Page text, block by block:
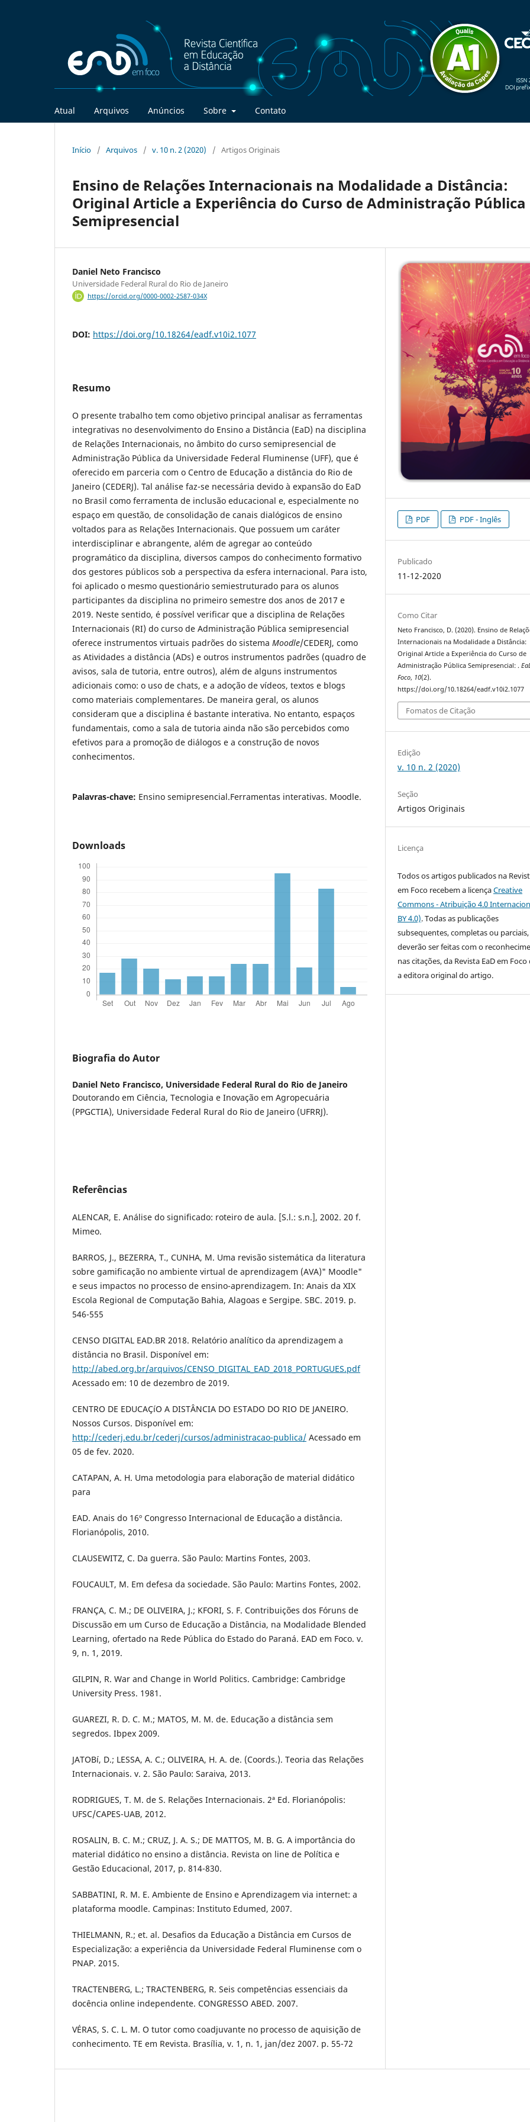
Atual Arquivos Anúncios Sobre Contato
Início / Arquivos / v. 10 n. 2 (2020) / Artigos Originais
Ensino de Relações Internacionais na Modalidade a Distância:
Original Article a Experiência do Curso de Administração Pública
Semipresencial
Daniel Neto Francisco
Universidade Federal Rural do Rio de Janeiro
https://orcid.org/0000-0002-2587-034X
DOI: https://doi.org/10.18264/eadf.v10i2.1077
Resumo
O presente trabalho tem como objetivo principal analisar as ferramentas
integrativas no desenvolvimento do Ensino a Distância (EaD) na disciplina
de Relações Internacionais, no âmbito do curso semipresencial de
Administração Pública da Universidade Federal Fluminense (UFF), que é
oferecido em parceria com o Centro de Educação a distância do Rio de
Janeiro (CEDERJ). Tal análise faz-se necessária devido à expansão do EaD
no Brasil como ferramenta de inclusão educacional e, especialmente no
espaço em questão, de consolidação de canais dialógicos de ensino
voltados para as Relações Internacionais. Que possuem um caráter
interdisciplinar e abrangente, além de agregar ao conteúdo
programático da disciplina, diversos campos do conhecimento formativo
dos gestores públicos sob a perspectiva da esfera internacional. Para isto,
foi aplicado o mesmo questionário semiestruturado para os alunos
participantes da disciplina no primeiro semestre dos anos de 2017 e
2019. Neste sentido, é possível verificar que a disciplina de Relações
Internacionais (RI) do curso de Administração Pública semipresencial
oferece instrumentos virtuais padrões do sistema Moodle/CEDERJ, como
as Atividades a distância (ADs) e outros instrumentos padrões (quadro de
avisos, sala de tutoria, entre outros), além de alguns instrumentos
adicionais como: o uso de chats, e a adoção de vídeos, textos e blogs
como materiais complementares. De maneira geral, os alunos
consideram que a disciplina é bastante interativa. No entanto, espaços
fundamentais, como a sala de tutoria ainda não são percebidos como
efetivos para a promoção de diálogos e a construção de novos
conhecimentos.
Palavras-chave: Ensino semipresencial.Ferramentas interativas. Moodle.
Downloads
Biografia do Autor
Daniel Neto Francisco, Universidade Federal Rural do Rio de Janeiro
Doutorando em Ciência, Tecnologia e Inovação em Agropecuária
(PPGCTIA), Universidade Federal Rural do Rio de Janeiro (UFRRJ).
Referências
ALENCAR, E. Análise do significado: roteiro de aula. [S.l.: s.n.], 2002. 20 f.
Mimeo.
BARROS, J., BEZERRA, T., CUNHA, M. Uma revisão sistemática da literatura
sobre gamificação no ambiente virtual de aprendizagem (AVA)" Moodle"
e seus impactos no processo de ensino-aprendizagem. In: Anais da XIX
Escola Regional de Computação Bahia, Alagoas e Sergipe. SBC. 2019. p.
546-555
CENSO DIGITAL EAD.BR 2018. Relatório analí­tico da aprendizagem a
distância no Brasil. Disponí­vel em:
http://abed.org.br/arquivos/CENSO_DIGITAL_EAD_2018_PORTUGUES.pdf
Acessado em: 10 de dezembro de 2019.
CENTRO DE EDUCAÇíO A DISTÂNCIA DO ESTADO DO RIO DE JANEIRO.
Nossos Cursos. Disponí­vel em:
http://cederj.edu.br/cederj/cursos/administracao-publica/ Acessado em
05 de fev. 2020.
CATAPAN, A. H. Uma metodologia para elaboração de material didático
para
EAD. Anais do 16º Congresso Internacional de Educação a distância.
Florianópolis, 2010.
CLAUSEWITZ, C. Da guerra. São Paulo: Martins Fontes, 2003.
FOUCAULT, M. Em defesa da sociedade. São Paulo: Martins Fontes, 2002.
FRANÇA, C. M.; DE OLIVEIRA, J.; KFORI, S. F. Contribuições dos Fóruns de
Discussão em um Curso de Educação a Distância, na Modalidade Blended
Learning, ofertado na Rede Pública do Estado do Paraná. EAD em Foco. v.
9, n. 1, 2019.
GILPIN, R. War and Change in World Politics. Cambridge: Cambridge
University Press. 1981.
GUAREZI, R. D. C. M.; MATOS, M. M. de. Educação a distância sem
segredos. Ibpex 2009.
JATOBí, D.; LESSA, A. C.; OLIVEIRA, H. A. de. (Coords.). Teoria das Relações
Internacionais. v. 2. São Paulo: Saraiva, 2013.
RODRIGUES, T. M. de S. Relações Internacionais. 2ª Ed. Florianópolis:
UFSC/CAPES-UAB, 2012.
ROSALIN, B. C. M.; CRUZ, J. A. S.; DE MATTOS, M. B. G. A importância do
material didático no ensino a distância. Revista on line de Polí­tica e
Gestão Educacional, 2017, p. 814-830.
SABBATINI, R. M. E. Ambiente de Ensino e Aprendizagem via internet: a
plataforma moodle. Campinas: Instituto Edumed, 2007.
THIELMANN, R.; et. al. Desafios da Educação a Distância em Cursos de
Especialização: a experiência da Universidade Federal Fluminense com o
PNAP. 2015.
TRACTENBERG, L.; TRACTENBERG, R. Seis competências essenciais da
docência online independente. CONGRESSO ABED. 2007.
VÉRAS, S. C. L. M. O tutor como coadjuvante no processo de aquisição de
conhecimento. TE em Revista. Brasí­lia, v. 1, n. 1, jan/dez 2007. p. 55-72
PDF PDF - Inglês
Publicado
11-12-2020
Como Citar
Neto Francisco, D. (2020). Ensino de
Internacionais na Modalidade a Distância:
Original Article a Experiência do Curso de
Administração Pública Semipresencial: .
Foco, 10(2).
https://doi.org/10.18264/eadf.v10i2.1077
Fomatos de Citação
Edição
v. 10 n. 2 (2020)
Seção
Artigos Originais
Licença
Todos os artigos publicados na
em Foco recebem a licençaCreative
Commons - Atribuição 4.0
BY 4.0). Todas as publicações
subsequentes, completas ou parciais,
deverão ser feitas com o
nas citações, da Revista EaD em
a editora original do artigo.